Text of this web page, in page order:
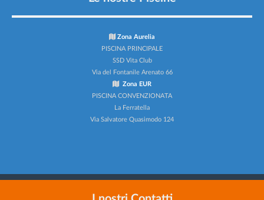
Zona Aurelia
PISCINA PRINCIPALE
SSD Vita Club
Via del Fontanile Arenato 66
Zona EUR
PISCINA CONVENZIONATA
La Ferratella
Via Salvatore Quasimodo 124